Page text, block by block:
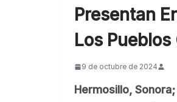
Presentan
Los
9 de octubre de 2024
Hermosillo,